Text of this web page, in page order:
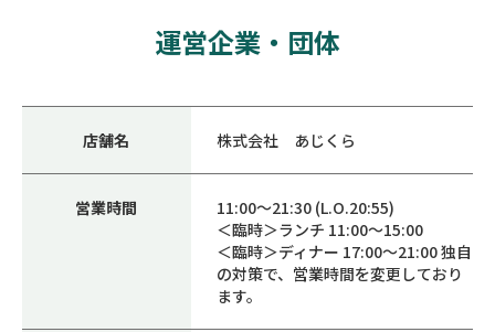
運営企業・団体
店舗名 株式会社 あじくら
営業時間
11:00～21:30 (L.O.20:55)
＜臨時＞ランチ 11:00～15:00
＜臨時＞ディナー 17:00～21:00 独自
の対策で、営業時間を変更しており
ます。